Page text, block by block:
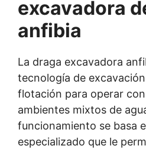
excavadora
anfibia
La draga excavadora
tecnología de
flotación para operar
ambientes mixtos de
funcionamiento se basa
especializado que le